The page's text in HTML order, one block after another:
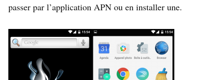
passer par l’application APN ou en installer une.